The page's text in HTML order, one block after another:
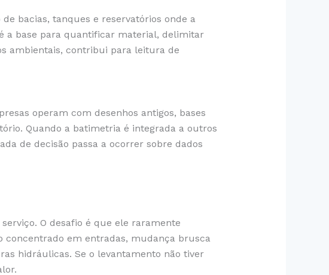
bacias, tanques e reservatórios onde a
a base para quantificar material, delimitar
ambientais, contribui para leitura de
operam com desenhos antigos, bases
Quando a batimetria é integrada a outros
de decisão passa a ocorrer sobre dados
O desafio é que ele raramente
em entradas, mudança brusca
hidráulicas. Se o levantamento não tiver